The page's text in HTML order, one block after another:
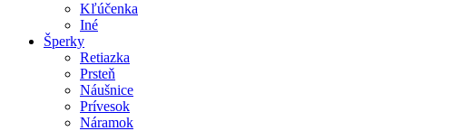
Kľúčenka
Iné
Šperky
Retiazka
Prsteň
Náušnice
Prívesok
Náramok